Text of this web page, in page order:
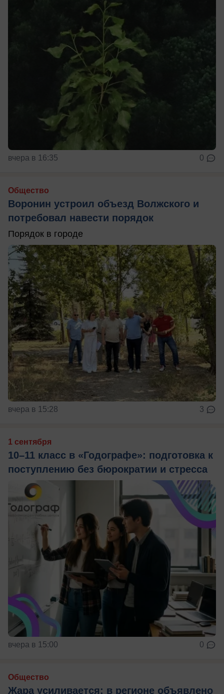
вчера в 16:35 0
Общество
Воронин устроил объезд Волжского и
потребовал навести порядок
Порядок в городе
вчера в 15:28 3
1 сентября
10–11 класс в «Годографе»: подготовка к
поступлению без бюрократии и стресса
вчера в 15:00 0
Общество
Жара усиливается: в регионе объявлено